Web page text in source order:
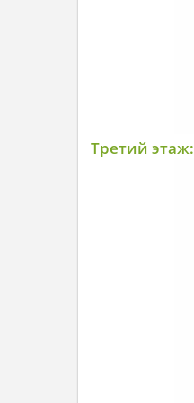
Третий этаж: